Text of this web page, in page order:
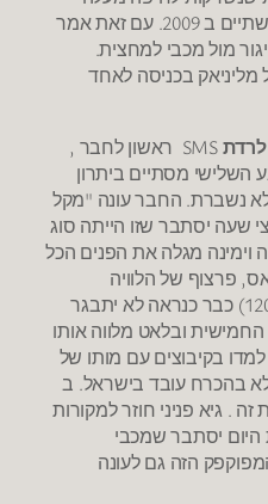
זיכרונות מהגמר האחרון בין השתיים ב 2009. עם זאת אמר
מול מכבי למחצית.
בכניסה לאחד
SMS ראשון לחבר ,
מסתיים ביתרון
נשברת. החבר עונה "מקל
שעה יסתבר שזו הייתה סוג
וימינה מגלה את הפנים הכל
פרצוף של הלוויה
במשחק כדורסל, שמעון (עד 120) כבר כנראה לא יתבגר
ובלאט מלווה אותו
בצעקות לספסל. בשנות ה 50 למדו בקיבוצים עם מותו של
בהכרח עובד בישראל. ב
זה . גיא פניני חוזר למקורות
יסתבר שמכבי
הזה גם לעונה